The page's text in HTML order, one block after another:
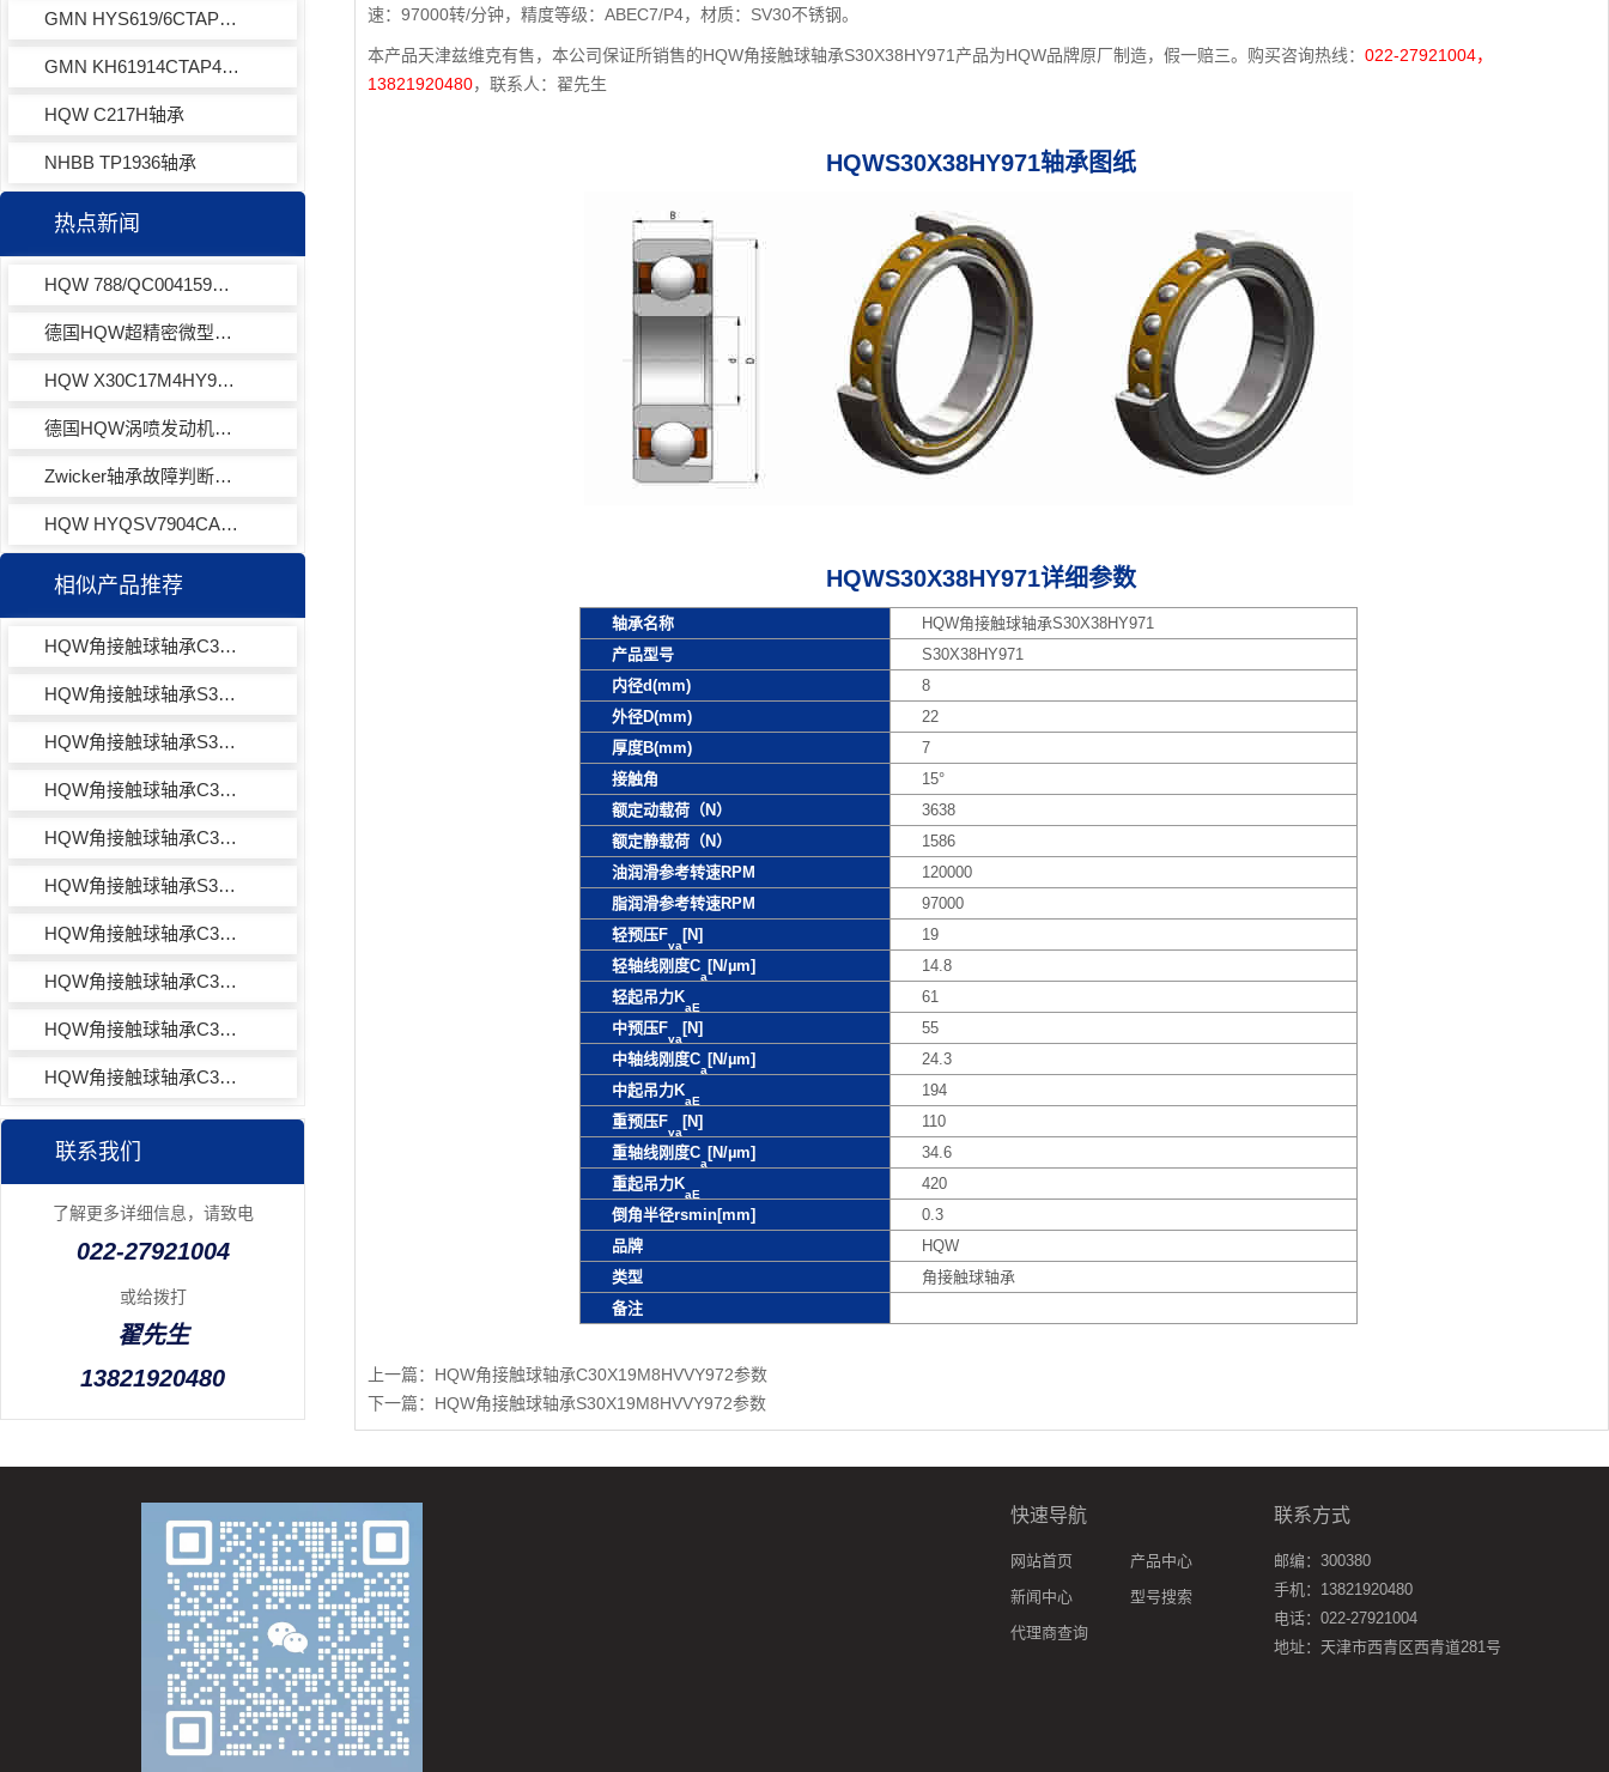
GMN HYS619/6CTAP2+轴承
GMN KH61914CTAP4+轴承
HQW C217H轴承
NHBB TP1936轴承
热点新闻
HQW 788/QC004159角接触球轴承
德国HQW超精密微型球轴承HYQSV7000C2VZTA
HQW X30C17M4HY971角接触球轴承
德国HQW涡喷发动机超精密微型球轴承SV7701CTA
Zwicker轴承故障判断方法和注意事项
HQW HYQSV7904CACOWA7EQLD涡喷发动机轴承
相似产品推荐
HQW角接触球轴承C30X19M8HY971
HQW角接触球轴承S30X2M8HY972
HQW角接触球轴承S30X18M8HVVY972
HQW角接触球轴承C30X19M8HY972
HQW角接触球轴承C30X38HY972
HQW角接触球轴承S30X38HVVY972
HQW角接触球轴承C30X17M8HY972
HQW角接触球轴承C30X18M8HVVY971
HQW角接触球轴承C30X19M8HVVY972
HQW角接触球轴承C30X38HVVY972
联系我们
了解更多详细信息，请致电
022-27921004
或给拨打
翟先生
13821920480
速：97000转/分钟，精度等级：ABEC7/P4，材质：SV30不锈钢。
本产品天津兹维克有售，本公司保证所销售的HQW角接触球轴承S30X38HY971产品为HQW品牌原厂制造，假一赔三。购买咨询热线：022-27921004，
13821920480，联系人：翟先生
HQWS30X38HY971轴承图纸
HQWS30X38HY971详细参数
轴承名称
HQW角接触球轴承S30X38HY971
产品型号
S30X38HY971
内径d(mm)
8
外径D(mm)
22
厚度B(mm)
7
接触角
15°
额定动载荷（N）
3638
额定静载荷（N）
1586
油润滑参考转速RPM
120000
脂润滑参考转速RPM
97000
轻预压F
va
[N]
19
轻轴线刚度C
a
[N/µm]
14.8
轻起吊力K
aE
61
中预压F
va
[N]
55
中轴线刚度C
a
[N/µm]
24.3
中起吊力K
aE
194
重预压F
va
[N]
110
重轴线刚度C
a
[N/µm]
34.6
重起吊力K
aE
420
倒角半径rsmin[mm]
0.3
品牌
HQW
类型
角接触球轴承
备注
上一篇： HQW角接触球轴承C30X19M8HVVY972参数
下一篇： HQW角接触球轴承S30X19M8HVVY972参数
快速导航
网站首页
产品中心
新闻中心
型号搜索
代理商查询
联系方式
邮编：300380
手机：13821920480
电话：022-27921004
地址：天津市西青区西青道281号